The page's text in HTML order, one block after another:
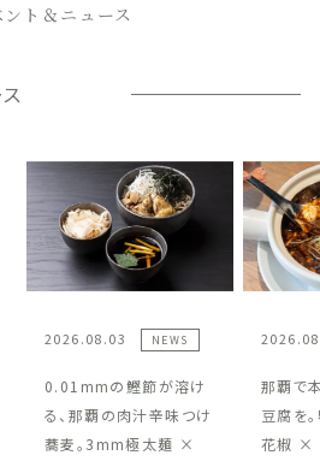
ント＆ニュース
2026.08.03 NEWS
0.01mmの鰹節が溶け
る、那覇の肉汁辛味つけ
蕎麦。3mm極太麺 ×
那覇で
豆腐を
花椒 ×